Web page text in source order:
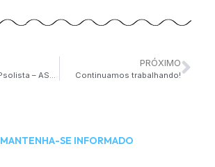
PRÓXIMO
Continuamos trabalhando!
MANTENHA-SE INFORMADO